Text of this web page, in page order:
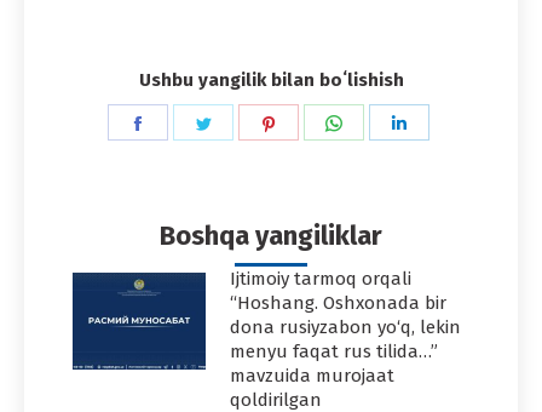
Ushbu yangilik bilan boʻlishish
Share
Share
Share
Share
Boshqa yangiliklar
Ijtimoiy tarmoq orqali
“Hoshang. Oshxonada bir
dona rusiyzabon yo‘q, lekin
menyu faqat rus tilida…”
mavzuida murojaat
qoldirilgan